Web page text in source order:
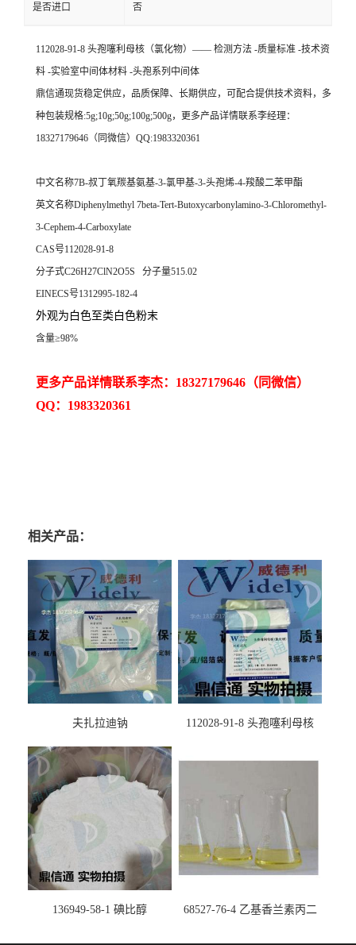
是否进口 否
112028-91-8 头孢噻利母核（氯化物）—— 检测方法 -质量标准 -技术资
料 -实验室中间体材料 -头孢系列中间体
鼎信通现货稳定供应，品质保障、长期供应，可配合提供技术资料，多
种包装规格:5g;10g;50g;100g;500g，更多产品详情联系李经理：
18327179646（同微信）QQ:1983320361
中文名称7Β-叔丁氧羰基氨基-3-氯甲基-3-头孢烯-4-羧酸二苯甲酯
英文名称Diphenylmethyl 7beta-Tert-Butoxycarbonylamino-3-Chloromethyl-
3-Cephem-4-Carboxylate
CAS号112028-91-8
分子式C26H27ClN2O5S 分子量515.02
EINECS号1312995-182-4
外观为白色至类白色粉末
含量≥98%
更多产品详情联系李杰：18327179646（同微信）
QQ：1983320361
相关产品：
夫扎拉迪钠
112028-91-8 头孢噻利母核
136949-58-1 碘比醇
68527-76-4 乙基香兰素丙二